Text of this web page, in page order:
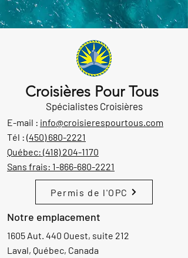
Croisières Pour Tous
Spécialistes Croisières
E-mail : info@croisierespourtous.com
Tél : (450) 680-2221
Québec: (418) 204-1170
Sans frais: 1-866-680-2221
Permis de l'OPC
Notre emplacement
1605 Aut. 440 Ouest, suite 212
Laval, Québec, Canada